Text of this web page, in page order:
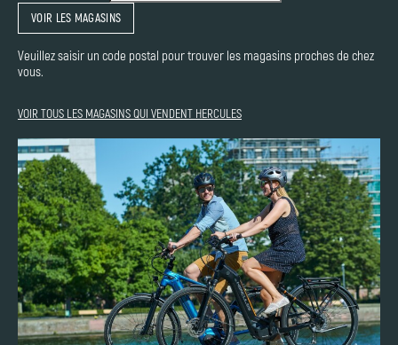
VOIR LES MAGASINS
Veuillez saisir un code postal pour trouver les magasins proches de chez
vous.
VOIR TOUS LES MAGASINS QUI VENDENT HERCULES